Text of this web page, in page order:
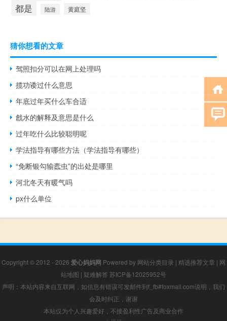
都是 陆游 黄庭坚
猜你想看的文章
驾照扣分可以在网上处理吗
揽功诿过什么意思
年底过年买什么车合适
戧水的解释及意思是什么
过年吃什么比较聪明呢
学法指导有哪些方法（学法指导有哪些）
“免断银勾输蠹虫”的出处是哪里
河北冬天有暖气吗
px什么单位
Copyright © 2012 - 2026 爱心妈妈网 Powered by 网站分类目录 | 精选推荐文章 | 网
站地图 | 疑难解答 苏ICP备12025952号
声明：本站内容来自互联网，如信息有错误可发邮件到f_fb#foxmail.com说明，我们
会及时纠正，谢谢
本站仅为个人兴趣爱好，不接盈利性广告及商业合作